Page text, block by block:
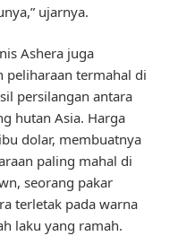
ujarnya.
Ashera juga
peliharaan termahal di
persilangan antara
hutan Asia. Harga
dolar, membuatnya
paling mahal di
seorang pakar
terletak pada warna
laku yang ramah.